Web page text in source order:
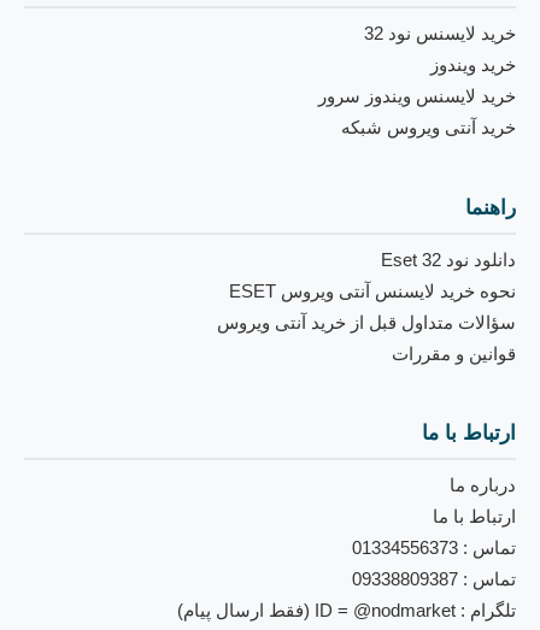
خرید لایسنس نود 32
خرید ویندوز
خرید لایسنس ویندوز سرور
خرید آنتی ویروس شبکه
راهنما
دانلود نود 32 Eset
نحوه خرید لایسنس آنتی ویروس ESET
سؤالات متداول قبل از خرید آنتی ویروس
قوانین و مقررات
ارتباط با ما
درباره ما
ارتباط با ما
تماس : 01334556373
تماس : 09338809387
تلگرام : ID = @nodmarket (فقط ارسال پیام)